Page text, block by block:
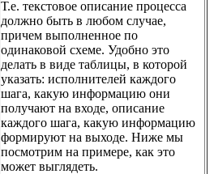
Т.е. текстовое описание процесса
должно быть в любом случае,
причем выполненное по
одинаковой схеме. Удобно это
делать в виде таблицы, в которой
указать: исполнителей каждого
шага, какую информацию они
получают на входе, описание
каждого шага, какую информацию
формируют на выходе. Ниже мы
посмотрим на примере, как это
может выглядеть.